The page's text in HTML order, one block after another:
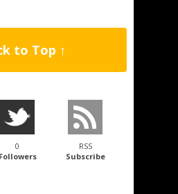
to Top ↑
0
Followers
RSS
Subscribe